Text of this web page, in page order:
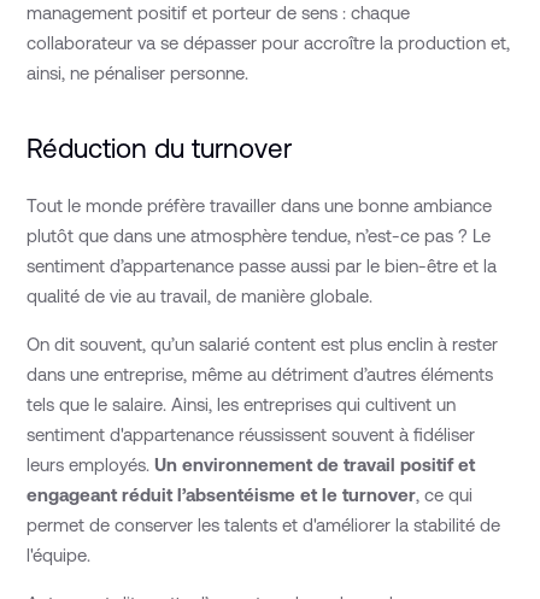
management positif et porteur de sens : chaque
collaborateur va se dépasser pour accroître la production et,
ainsi, ne pénaliser personne.
Réduction du turnover
Tout le monde préfère travailler dans une bonne ambiance
plutôt que dans une atmosphère tendue, n’est-ce pas ? Le
sentiment d’appartenance passe aussi par le bien-être et la
qualité de vie au travail, de manière globale.
On dit souvent, qu’un salarié content est plus enclin à rester
dans une entreprise, même au détriment d’autres éléments
tels que le salaire. Ainsi, les entreprises qui cultivent un
sentiment d'appartenance réussissent souvent à fidéliser
leurs employés.Un environnement de travail positif et
engageant réduit l’absentéisme et le turnover, ce qui
permet de conserver les talents et d'améliorer la stabilité de
l'équipe.